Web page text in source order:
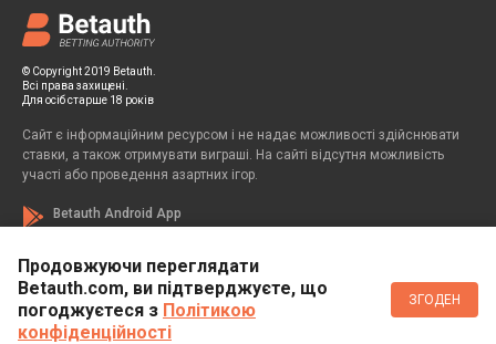
Продовжуючи переглядати
Betauth.com, ви підтверджуєте, що
погоджуєтеся з Політикою
конфіденційності
ЗГОДЕН
© Copyright 2019 Betauth.
Всі права захищені.
Для осіб старше 18 років
Сайт є інформаційним ресурсом і не надає можливості здійснювати
ставки, а також отримувати виграші. На сайті відсутня можливість
участі або проведення азартних ігор.
Betauth Android App
Если вы заметили у себя признаки зависимости от азартных игр, вы
всегда можете обратиться за помощью к специалисту: